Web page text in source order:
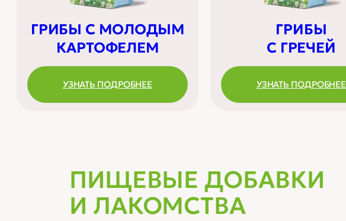
ГРИБЫ С МОЛОДЫМ
КАРТОФЕЛЕМ
УЗНАТЬ ПОДРОБНЕЕ
ГРИБЫ
С ГРЕЧЕЙ
УЗНАТЬ ПОДРОБНЕЕ
ПИЩЕВЫЕ ДОБАВКИ
И ЛАКОМСТВА